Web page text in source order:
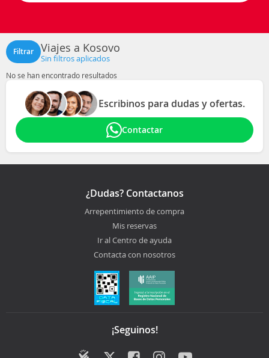
Filtrar Viajes a Kosovo
Sin filtros aplicados
No se han encontrado resultados
Escribinos para dudas y ofertas.
Contactar
¿Dudas? Contactanos
Arrepentimiento de compra
Mis reservas
Ir al Centro de ayuda
Contacta con nosotros
¡Seguinos!